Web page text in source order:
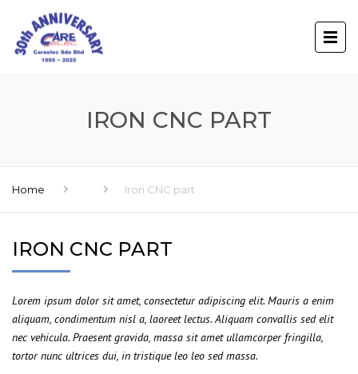
IRON CNC PART
Home Iron CNC part
IRON CNC PART
Lorem ipsum dolor sit amet, consectetur adipiscing elit. Mauris a enim
aliquam, condimentum nisl a, laoreet lectus. Aliquam convallis sed elit
nec vehicula. Praesent gravida, massa sit amet ullamcorper fringilla,
tortor nunc ultrices dui, in tristique leo leo sed massa.